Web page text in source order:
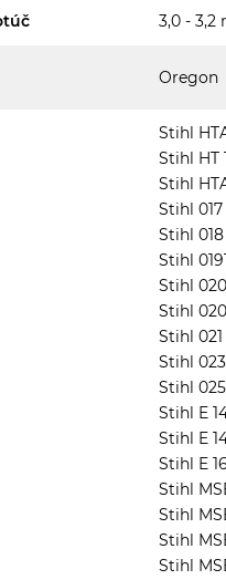
3,0 - 3,2
Oregon
Stihl
Stihl HT
Stihl
Stihl 017
Stihl 018
Stihl
Stihl 020
Stihl
Stihl 021
Stihl 023
Stihl 025
Stihl E
Stihl E
Stihl E
Stihl
Stihl
Stihl
Stihl